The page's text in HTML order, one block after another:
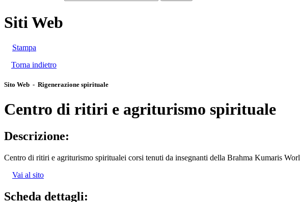
Siti Web
Stampa
Torna indietro
Sito Web - Rigenerazione spirituale
Centro di ritiri e agriturismo spirituale
Descrizione:
Centro di ritiri e agriturismo spiritualei corsi tenuti da insegnanti della Brahma Kumaris
Vai al sito
Scheda dettagli: